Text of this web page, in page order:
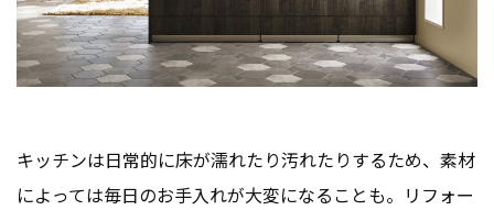
キッチンは日常的に床が濡れたり汚れたりするため、素材
によっては毎日のお手入れが大変になることも。リフォー